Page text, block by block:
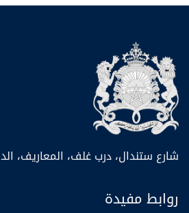
شارع ستندال، درب غلف، المعاريف،
روابط مفيدة